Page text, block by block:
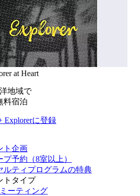
at Heart
地域で
料宿泊
Explorerに登録
ト企画
プ予約（8室以上）
ルティプログラムの特典
トタイプ
ミーティング